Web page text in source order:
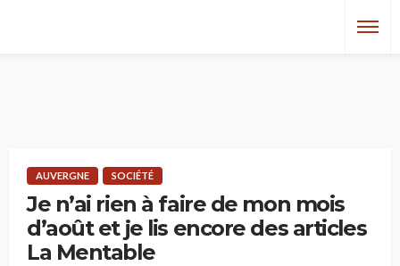
AUVERGNE SOCIÉTÉ
Je n’ai rien à faire de mon mois
d’août et je lis encore des articles
La Mentable